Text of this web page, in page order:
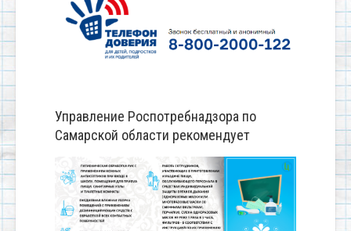
Управление Роспотребнадзора по
Самарской области рекомендует